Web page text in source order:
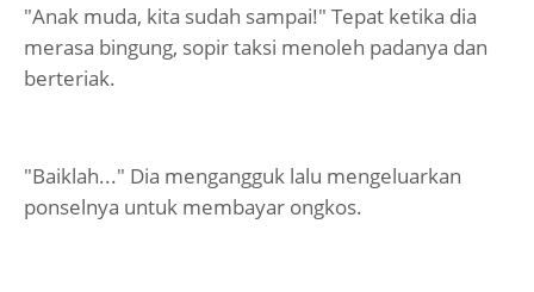
"Anak muda, kita sudah sampai!" Tepat ketika dia
merasa bingung, sopir taksi menoleh padanya dan
berteriak.
"Baiklah..." Dia mengangguk lalu mengeluarkan
ponselnya untuk membayar ongkos.